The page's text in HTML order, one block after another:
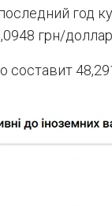
год
грн/доллар.